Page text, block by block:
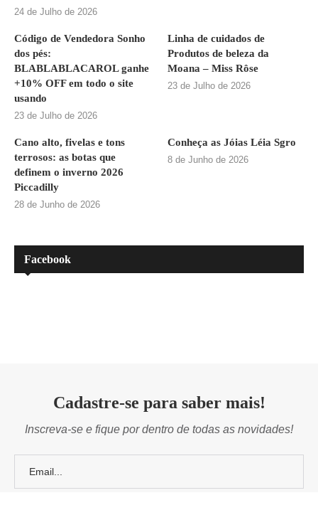
24 de Julho de 2026
Código de Vendedora Sonho
dos pés:
BLABLABLACAROL ganhe
+10% OFF em todo o site
usando
23 de Julho de 2026
Linha de cuidados de
Produtos de beleza da
Moana – Miss Rôse
23 de Julho de 2026
Cano alto, fivelas e tons
terrosos: as botas que
definem o inverno 2026
Piccadilly
28 de Junho de 2026
Conheça as Jóias Léia Sgro
8 de Junho de 2026
Facebook
Cadastre-se para saber mais!
Inscreva-se e fique por dentro de todas as novidades!